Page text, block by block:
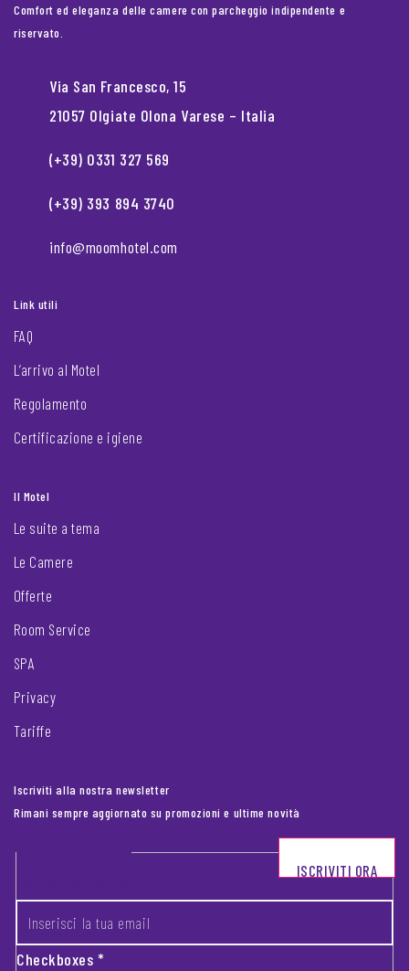
Comfort ed eleganza delle camere con parcheggio indipendente e
riservato.
Via San Francesco, 15
21057 Olgiate Olona Varese – Italia
(+39) 0331 327 569
(+39) 393 894 3740
info@moomhotel.com
Link utili
FAQ
L’arrivo al Motel
Regolamento
Certificazione e igiene
Il Motel
Le suite a tema
Le Camere
Offerte
Room Service
SPA
Privacy
Tariffe
Iscriviti alla nostra newsletter
Rimani sempre aggiornato su promozioni e ultime novità
Footer newsletter
Checkboxes*
ISCRIVITI ORA